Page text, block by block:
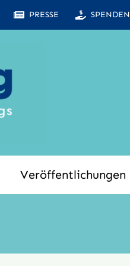
PRESSE SPENDEN
Veröffentlichungen